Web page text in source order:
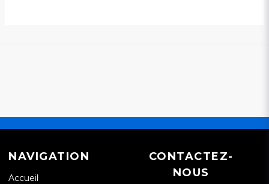
NAVIGATION
Accueil
CONTACTEZ-
NOUS